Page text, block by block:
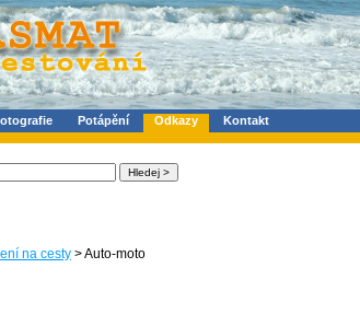
Potápění Odkazy Kontakt
na cesty > Auto-moto